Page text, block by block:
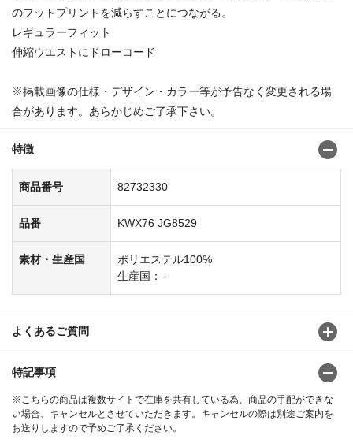
のフットプリントを減らすことにつながる。
レギュラーフィット
伸縮ウエストにドローコード
※掲載画像の仕様・デザイン・カラー等が予告なく変更される場
合があります。あらかじめご了承下さい。
特徴
商品番号 82732330
品番 KWX76 JG8529
素材・生産国
ポリエステル100%
生産国：-
よくあるご質問
特記事項
※こちらの商品は複数サイトで在庫を共有している為、商品の手配ができな
い場合、キャンセルとさせていただきます。キャンセルの際は別途ご案内を
お送りしますので予めご了承ください。